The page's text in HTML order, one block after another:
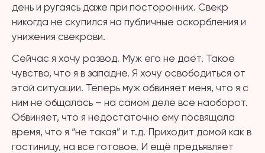
день и ругаясь даже при посторонних. Свекр
никогда не скупился на публичные оскорбления и
унижения свекрови.
Сейчас я хочу развод. Муж его не даёт. Такое
чувство, что я в западне. Я хочу освободиться от
этой ситуации. Теперь муж обвиняет меня, что я с
ним не общалась – на самом деле все наоборот.
Обвиняет, что я недостаточно ему посвящала
время, что я “не такая” и т.д. Приходит домой как в
гостиницу, на все готовое. И ещё предъявляет